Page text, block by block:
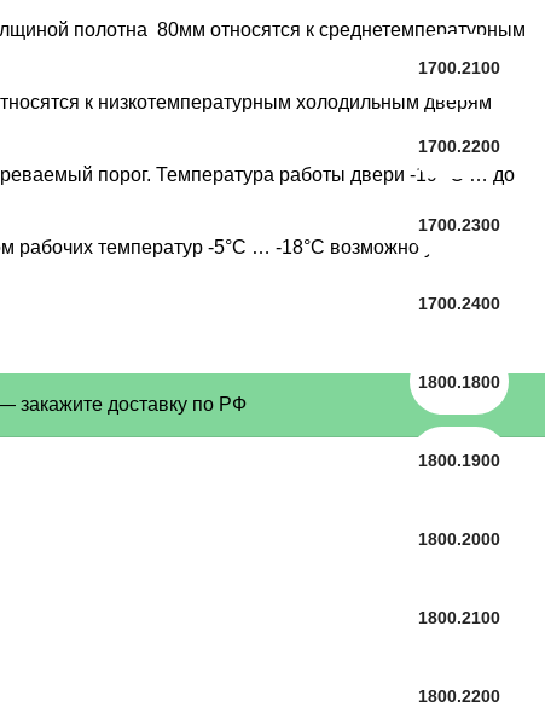
1700.2100
1700.2200
1700.2300
1700.2400
1800.1800
1800.1900
1800.2000
1800.2100
1800.2200
полотна 80мм относятся к среднетемпературным
к низкотемпературным холодильным дверям
порог. Температура работы двери -19 °С … до
температур -5°С … -18°С возможно у нас
закажите доставку по РФ